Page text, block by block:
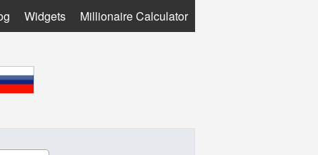
Widgets Millionaire Calculator